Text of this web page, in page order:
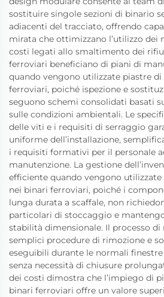
sostituire singole sezioni di binario
adiacenti del tracciato, offrendo
mirata che ottimizzano l’utilizzo dei
costi legati allo smaltimento dei
ferroviari beneficiano di piani di
quando vengono utilizzate piastre
ferroviari, poiché ispezione e
seguono schemi consolidati basati
sulle condizioni ambientali. Le
delle viti e i requisiti di serraggio
uniforme dell’installazione,
i requisiti formativi per il personale
manutenzione. La gestione
efficiente quando vengono
nei binari ferroviari, poiché i
lunga durata a scaffale, non
particolari di stoccaggio e
stabilità dimensionale. Il processo di
semplici procedure di rimozione e
eseguibili durante le normali
senza necessità di chiusure
dei costi dimostra che l’impiego di
binari ferroviari offre un valore